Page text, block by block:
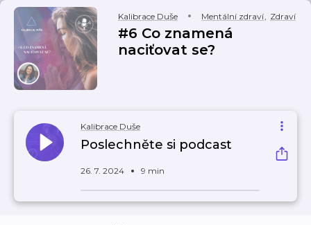
Kalibrace Duše Mentální zdraví, Zdraví
#6 Co znamená
naciťovat se?
Kalibrace Duše
Poslechněte si podcast
26. 7. 2024 9 min